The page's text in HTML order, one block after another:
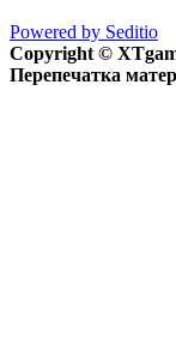
Powered by Seditio
Copyright ©
Перепечатка